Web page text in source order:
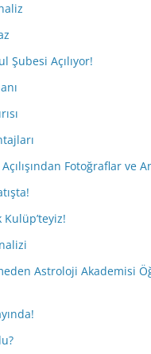
Şubesi Açılıyor!
Fotoğraflar ve
Kulüp’teyiz!
Astroloji Akademisi